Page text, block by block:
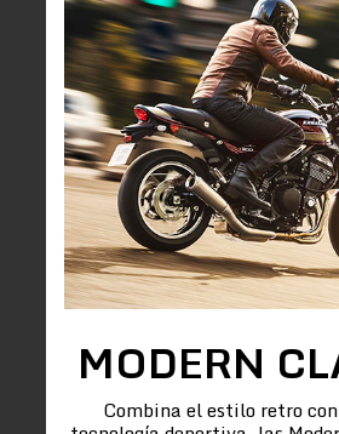
MODERN
Combina el estilo retro